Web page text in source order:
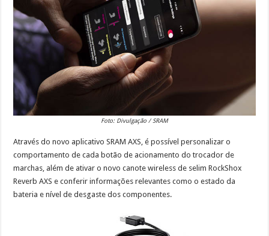
Foto: Divulgação / SRAM
Através do novo aplicativo SRAM AXS, é possível personalizar o
comportamento de cada botão de acionamento do trocador de
marchas, além de ativar o novo canote wireless de selim RockShox
Reverb AXS e conferir informações relevantes como o estado da
bateria e nível de desgaste dos componentes.